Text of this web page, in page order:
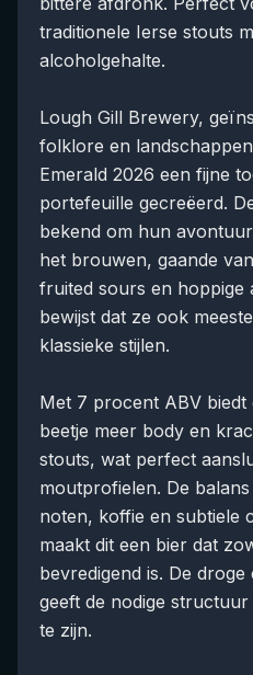
traditionele Ierse stouts
alcoholgehalte.
Lough Gill Brewery,
folklore en
Emerald 2026 een fijne
portefeuille gecreëerd.
bekend om hun
het brouwen, gaande
fruited sours en hoppige
bewijst dat ze ook
klassieke stijlen.
Met 7 procent ABV biedt
beetje meer body en
stouts, wat perfect
moutprofielen. De
noten, koffie en subtiele
maakt dit een bier dat
bevredigend is. De
geeft de nodige
te zijn.